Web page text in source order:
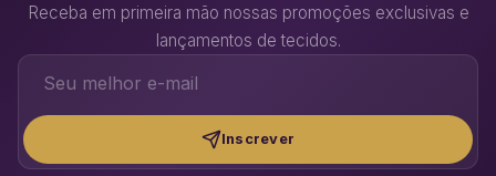
Receba em primeira mão nossas promoções exclusivas e
lançamentos de tecidos.
Inscrever